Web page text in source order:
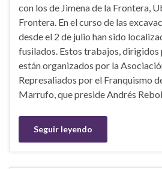
con los de Jimena de la Frontera,
Frontera. En el curso de las
desde el 2 de julio han sido
fusilados. Estos trabajos, dirigidos
están organizados por la
Represaliados por el Franquismo
Marrufo, que preside Andrés
Seguir leyendo